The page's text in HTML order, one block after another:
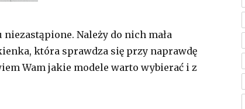
Należy do nich mała
która sprawdza się przy naprawdę
Wam jakie modele warto wybierać i z